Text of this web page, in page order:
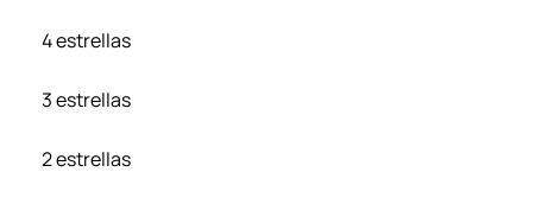
4 estrellas
3 estrellas
2 estrellas